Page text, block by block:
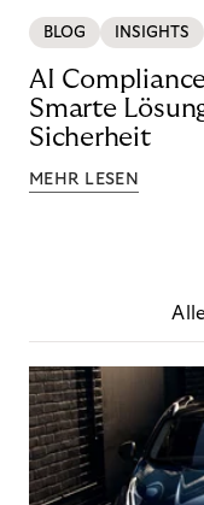
BLOG INSIGHTS
AI
Smarte
Sicherheit
MEHR LESEN